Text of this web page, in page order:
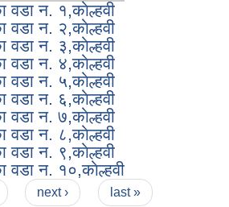
वडा न. १,काेल्हवी
वडा न. २,काेल्हवी
वडा न. ३,काेल्हवी
वडा न. ४,काेल्हवी
वडा न. ५,काेल्हवी
वडा न. ६,काेल्हवी
वडा न. ७,काेल्हवी
वडा न. ८,काेल्हवी
वडा न. ९,काेल्हवी
वडा न. १०,काेल्हवी
next › last »